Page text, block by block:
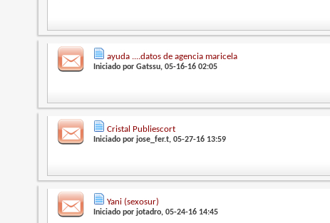
ayuda ....datos de agencia maricela
Iniciado por Gatssu, 05-16-16 02:05
Cristal Publiescort
Iniciado por jose_fer.t, 05-27-16 13:59
Yani (sexosur)
Iniciado por jotadro, 05-24-16 14:45